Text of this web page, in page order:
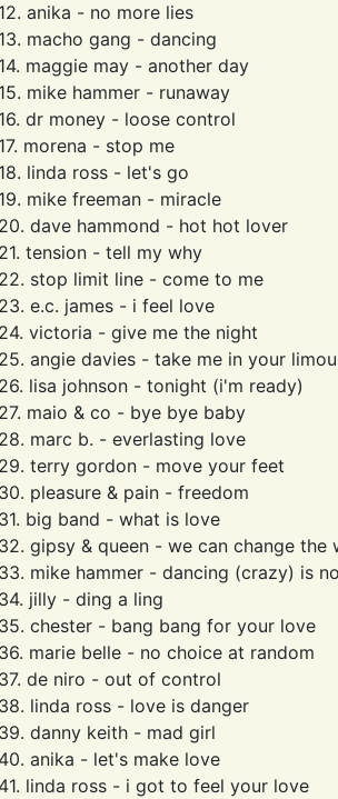
anika - no more lies
macho gang - dancing
maggie may - another day
mike hammer - runaway
dr money - loose control
morena - stop me
linda ross - let's go
mike freeman - miracle
dave hammond - hot hot lover
tension - tell my why
stop limit line - come to me
e.c. james - i feel love
victoria - give me the night
angie davies - take me in your
lisa johnson - tonight (i'm ready)
maio & co - bye bye baby
marc b. - everlasting love
terry gordon - move your feet
pleasure & pain - freedom
big band - what is love
gipsy & queen - we can change the
mike hammer - dancing (crazy) is
jilly - ding a ling
chester - bang bang for your love
marie belle - no choice at random
de niro - out of control
linda ross - love is danger
danny keith - mad girl
anika - let's make love
linda ross - i got to feel your love